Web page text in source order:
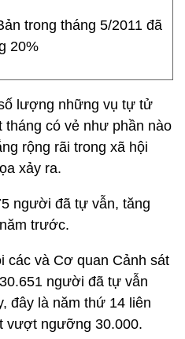
trong tháng 5/2011 đã
20%
lượng những vụ tự tử
tháng có vẻ như phần nào
rộng rãi trong xã hội
xảy ra.
người đã tự vẫn, tăng
trước.
các và Cơ quan Cảnh sát
người đã tự vẫn
đây là năm thứ 14 liên
vượt ngưỡng 30.000.